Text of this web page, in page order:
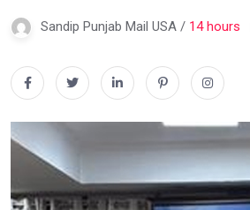
Sandip Punjab Mail USA / 14 hours